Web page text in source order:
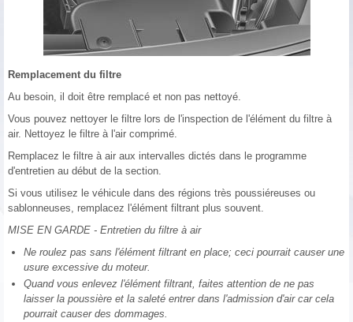
Remplacement du filtre
Au besoin, il doit être remplacé et non pas nettoyé.
Vous pouvez nettoyer le filtre lors de l'inspection de l'élément du filtre à
air. Nettoyez le filtre à l'air comprimé.
Remplacez le filtre à air aux intervalles dictés dans le programme
d'entretien au début de la section.
Si vous utilisez le véhicule dans des régions très poussiéreuses ou
sablonneuses, remplacez l'élément filtrant plus souvent.
MISE EN GARDE - Entretien du filtre à air
Ne roulez pas sans l'élément filtrant en place; ceci pourrait causer une
usure excessive du moteur.
Quand vous enlevez l'élément filtrant, faites attention de ne pas
laisser la poussière et la saleté entrer dans l'admission d'air car cela
pourrait causer des dommages.